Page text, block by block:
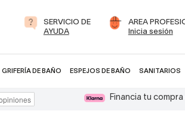
SERVICIO DE
AYUDA
AREA
Inicia sesión
GRIFERÍA DE BAÑO ESPEJOS DE BAÑO SANITARIOS
Financia tu